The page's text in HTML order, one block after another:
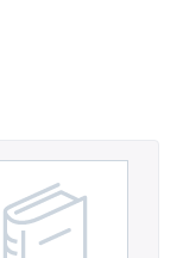
e primitiva [Italian